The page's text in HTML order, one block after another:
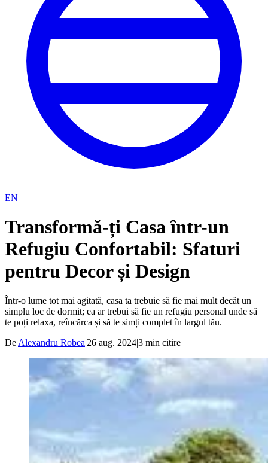
EN
Transformă-ți Casa într-un
Refugiu Confortabil: Sfaturi
pentru Decor și Design
Într-o lume tot mai agitată, casa ta trebuie să fie mai mult decât un
simplu loc de dormit; ea ar trebui să fie un refugiu personal unde să
te poți relaxa, reîncărca și să te simți complet în largul tău.
De Alexandru Robea|26 aug. 2024|3 min citire